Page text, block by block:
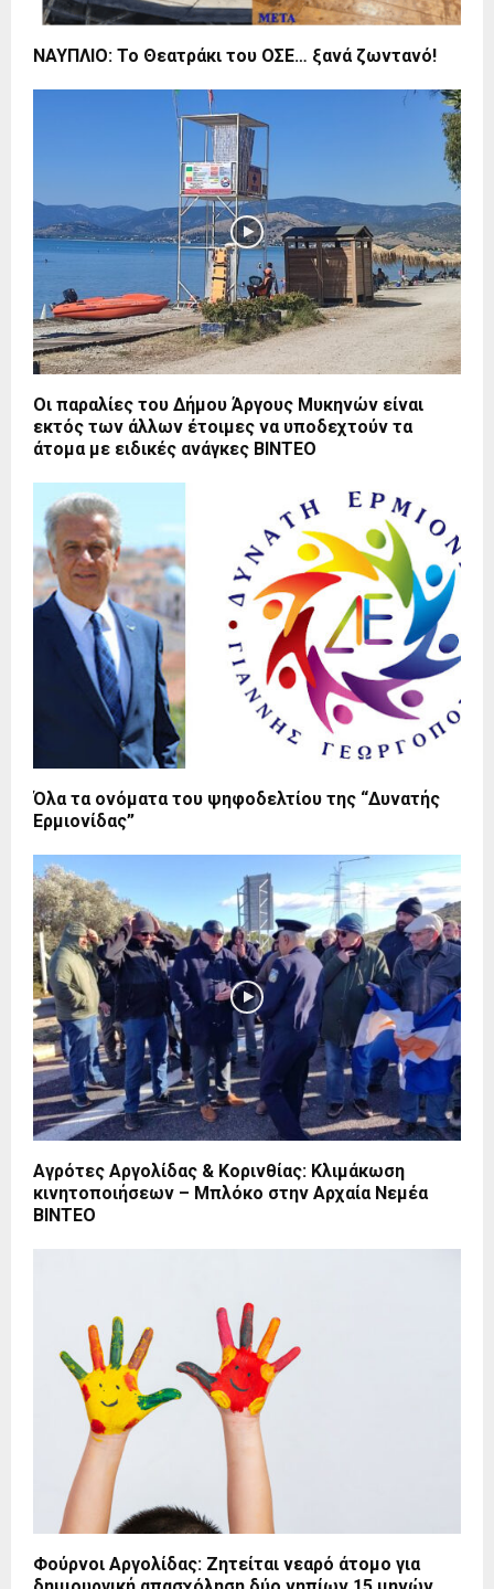
ΝΑΥΠΛΙΟ: Το Θεατράκι του ΟΣΕ… ξανά ζωντανό!
Οι παραλίες του Δήμου Άργους Μυκηνών είναι
εκτός των άλλων έτοιμες να υποδεχτούν τα
άτομα με ειδικές ανάγκες ΒΙΝΤΕΟ
Όλα τα ονόματα του ψηφοδελτίου της “Δυνατής
Ερμιονίδας”
Αγρότες Αργολίδας & Κορινθίας: Κλιμάκωση
κινητοποιήσεων – Μπλόκο στην Αρχαία Νεμέα
ΒΙΝΤΕΟ
Φούρνοι Αργολίδας: Ζητείται νεαρό άτομο για